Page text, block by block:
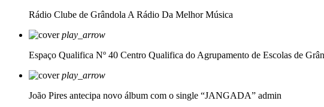
Rádio Clube de Grândola A Rádio Da Melhor Música
play_arrow
Espaço Qualifica Nº 40 Centro Qualifica do Agrupamento de Escolas de
play_arrow
João Pires antecipa novo álbum com o single “JANGADA” admin